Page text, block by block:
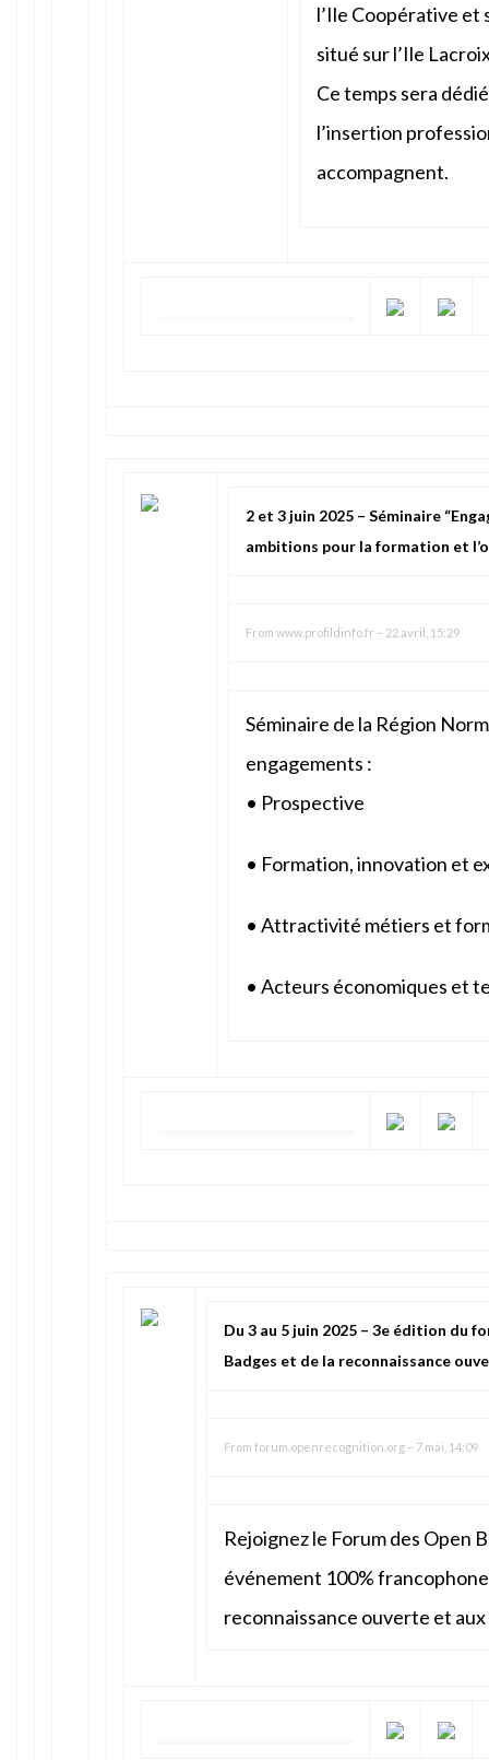
l’Ile Coopérative et
situé sur l’Ile
Ce temps sera
l’insertion
accompagnent.
2 et 3 juin 2025 – Séminaire
ambitions pour la formation et
From www.profildinfo.fr – 22 avril, 15:29
Séminaire de la Région
engagements :
• Prospective
• Formation, innovation et
• Attractivité métiers et
• Acteurs économiques et
Du 3 au 5 juin 2025 – 3e édition du
Badges et de la reconnaissance
From forum.openrecognition.org – 7 mai, 14:09
Rejoignez le Forum des Open
événement 100%
reconnaissance ouverte et